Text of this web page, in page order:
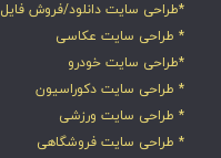
*طراحی سایت دانلود/فروش فایل
* طراحی سایت عکاسی
*طراحی سایت خودرو
* طراحی سایت دکوراسیون
* طراحی سایت ورزشی
* طراحی سایت فروشگاهی